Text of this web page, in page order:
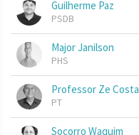
Guilherme Paz
PSDB
Major Janilson
PHS
Professor Ze Costa
PT
Socorro Waquim